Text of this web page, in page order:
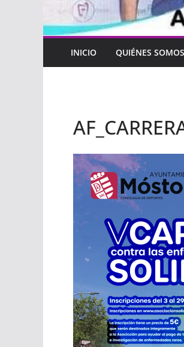
INICIO QUIÉNES SOMOS